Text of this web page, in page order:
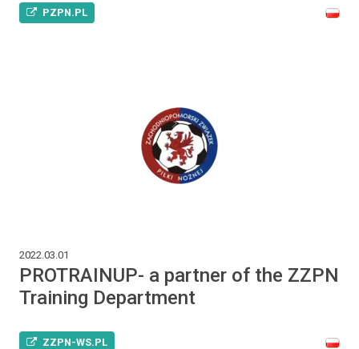
PZPN.PL
2022.03.01
PROTRAINUP- a partner of the ZZPN
Training Department
ZZPN-WS.PL